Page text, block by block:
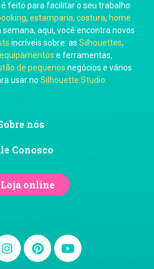
Pessoa
feito para facilitar o seu trabalho
, estamparia, costura, home
aqui, você encontra novos
incríveis sobre: as Silhouettes,
e ferramentas,
de pequenos negócios e vários
usar no Silhouette Studio.
nós
Conosco
Loja online